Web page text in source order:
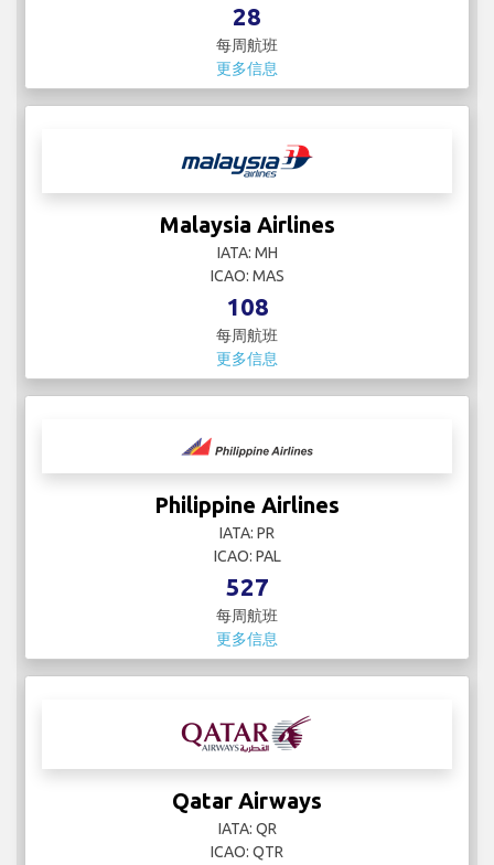
28
每周航班
更多信息
Malaysia Airlines
IATA: MH
ICAO: MAS
108
每周航班
更多信息
Philippine Airlines
IATA: PR
ICAO: PAL
527
每周航班
更多信息
Qatar Airways
IATA: QR
ICAO: QTR